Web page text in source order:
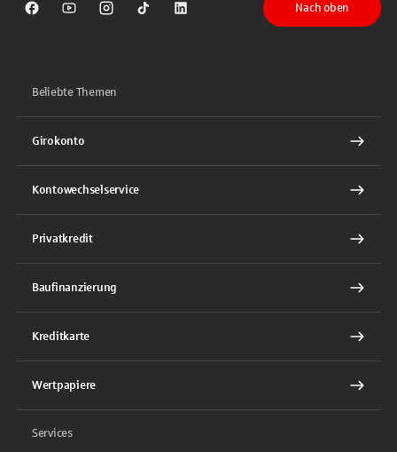
Sparkasse auf Facebook
Sparkasse auf Youtube
Sparkasse auf Instagram
Sparkasse auf TikTok
Sparkasse auf LinkedIn
Nach oben
Beliebte Themen
Girokonto
Kontowechselservice
Privatkredit
Baufinanzierung
Kreditkarte
Wertpapiere
Services